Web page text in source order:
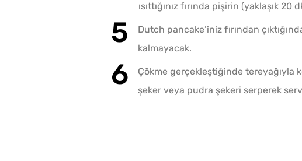
ısıttığınız fırında pişirin (yaklaşık 20
Dutch pancake’iniz fırından
kalmayacak.
Çökme gerçekleştiğinde tereyağıyla
şeker veya pudra şekeri serperek